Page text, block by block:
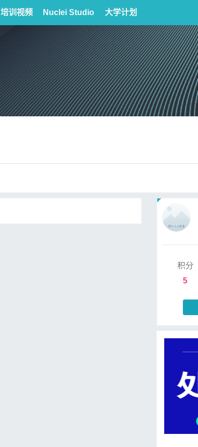
培训视频 Nuclei Studio 大学计划
积分
5